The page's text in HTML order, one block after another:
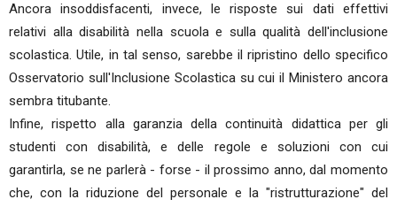
Ancora insoddisfacenti, invece, le risposte sui dati effettivi
relativi alla disabilità nella scuola e sulla qualità dell'inclusione
scolastica. Utile, in tal senso, sarebbe il ripristino dello specifico
Osservatorio sull'Inclusione Scolastica su cui il Ministero ancora
sembra titubante.
Infine, rispetto alla garanzia della continuità didattica per gli
studenti con disabilità, e delle regole e soluzioni con cui
garantirla, se ne parlerà - forse - il prossimo anno, dal momento
che, con la riduzione del personale e la "ristrutturazione" del